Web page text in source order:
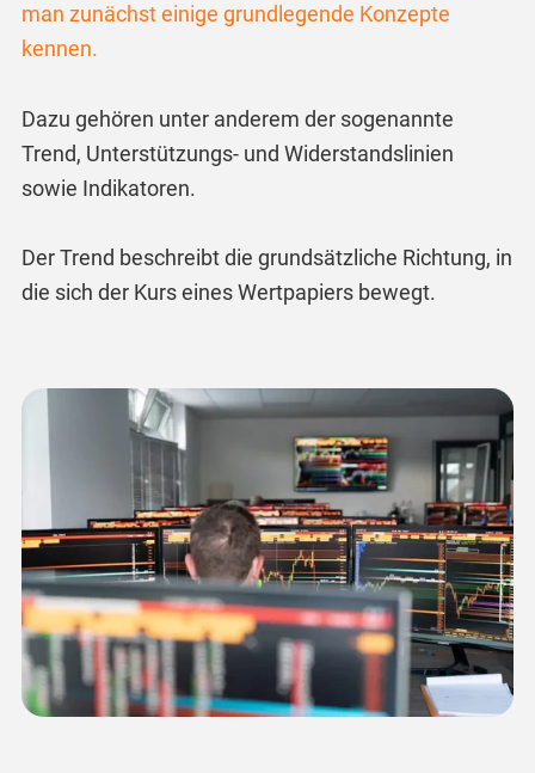
man zunächst einige grundlegende Konzepte
kennen.
Dazu gehören unter anderem der sogenannte
Trend, Unterstützungs- und Widerstandslinien
sowie Indikatoren.
Der Trend beschreibt die grundsätzliche Richtung, in
die sich der Kurs eines Wertpapiers bewegt.